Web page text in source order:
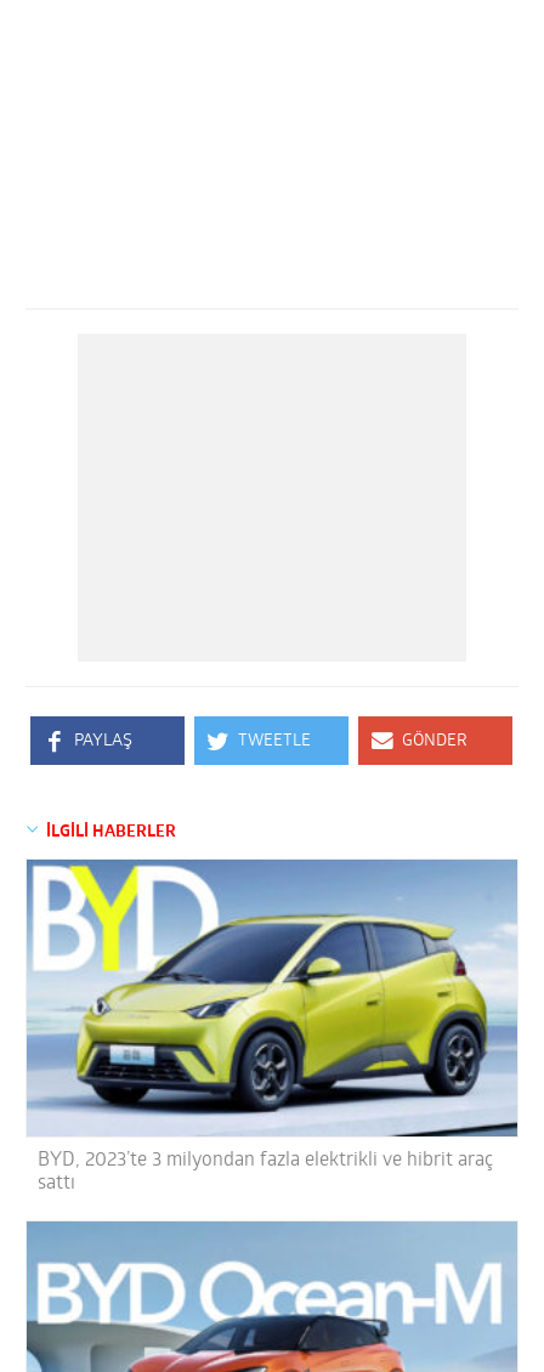
PAYLAŞ TWEETLE GÖNDER
İLGİLİ HABERLER
BYD, 2023’te 3 milyondan fazla elektrikli ve hibrit araç
sattı